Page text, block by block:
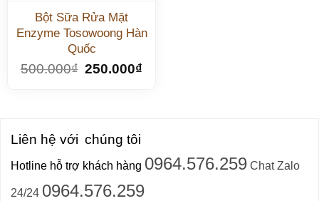
Bột Sữa Rửa Mặt
Enzyme Tosowoong Hàn
Quốc
500.000₫ 250.000₫
Liên hệ với chúng tôi
Hotline hỗ trợ khách hàng 0964.576.259Chat Zalo
24/24 0964.576.259